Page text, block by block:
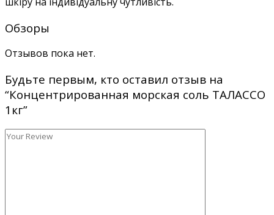
Обзоры
Отзывов пока нет.
Будьте первым, кто оставил отзыв на
“Концентрированная морская соль ТАЛАССО
1кг”